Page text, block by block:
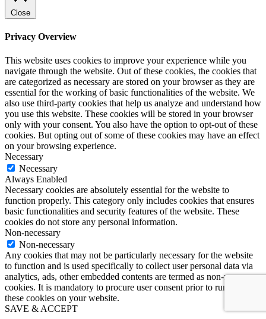
Close
Privacy Overview
This website uses cookies to improve your experience while you
navigate through the website. Out of these cookies, the cookies that
are categorized as necessary are stored on your browser as they are
essential for the working of basic functionalities of the website. We
also use third-party cookies that help us analyze and understand how
you use this website. These cookies will be stored in your browser
only with your consent. You also have the option to opt-out of these
cookies. But opting out of some of these cookies may have an effect
on your browsing experience.
Necessary
Necessary
Always Enabled
Necessary cookies are absolutely essential for the website to
function properly. This category only includes cookies that ensures
basic functionalities and security features of the website. These
cookies do not store any personal information.
Non-necessary
Non-necessary
Any cookies that may not be particularly necessary for the website
to function and is used specifically to collect user personal data via
analytics, ads, other embedded contents are termed as non-necessary
cookies. It is mandatory to procure user consent prior to running
these cookies on your website.
SAVE & ACCEPT